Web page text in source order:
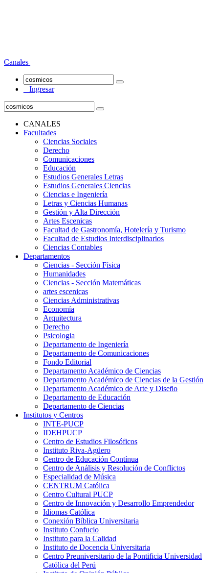
Canales
Ingresar
CANALES
Facultades
Ciencias Sociales
Derecho
Comunicaciones
Educación
Estudios Generales Letras
Estudios Generales Ciencias
Ciencias e Ingeniería
Letras y Ciencias Humanas
Gestión y Alta Dirección
Artes Escenicas
Facultad de Gastronomía, Hotelería y Turismo
Facultad de Estudios Interdisciplinarios
Ciencias Contables
Departamentos
Ciencias - Sección Física
Humanidades
Ciencias - Sección Matemáticas
artes escenicas
Ciencias Administrativas
Economía
Arquitectura
Derecho
Psicologia
Departamento de Ingeniería
Departamento de Comunicaciones
Fondo Editorial
Departamento Académico de Ciencias
Departamento Académico de Ciencias de la Gestión
Departamento Académico de Arte y Diseño
Departamento de Educación
Departamento de Ciencias
Institutos y Centros
INTE-PUCP
IDEHPUCP
Centro de Estudios Filosóficos
Instituto Riva-Agüero
Centro de Educación Contínua
Centro de Análisis y Resolución de Conflictos
Especialidad de Música
CENTRUM Católica
Centro Cultural PUCP
Centro de Innovación y Desarrollo Emprendedor
Idiomas Católica
Conexión Bíblica Universitaria
Instituto Confucio
Instituto para la Calidad
Instituto de Docencia Universitaria
Centro Preuniversitario de la Pontificia Universidad
Católica del Perú